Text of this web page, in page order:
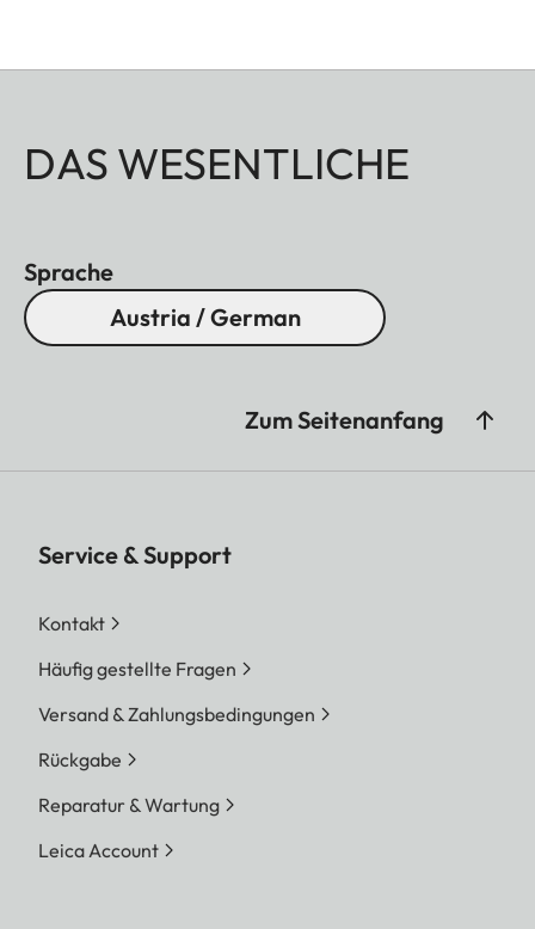
DAS WESENTLICHE
Sprache
Austria / German
Zum Seitenanfang
Service & Support
Kontakt
Häufig gestellte Fragen
Versand & Zahlungsbedingungen
Rückgabe
Reparatur & Wartung
Leica Account